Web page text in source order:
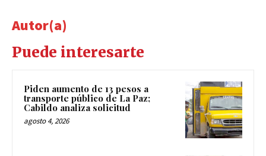
Autor(a)
Puede interesarte
Piden aumento de 13 pesos a
transporte público de La Paz;
Cabildo analiza solicitud
agosto 4, 2026